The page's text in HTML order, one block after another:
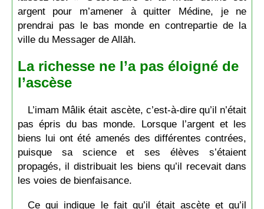
argent pour m’amener à quitter Médine, je ne
prendrai pas le bas monde en contrepartie de la
ville du Messager de Allāh.
La richesse ne l’a pas éloigné de
l’ascèse
L’imam Mâlik était ascète, c’est-à-dire qu’il n’était
pas épris du bas monde. Lorsque l’argent et les
biens lui ont été amenés des différentes contrées,
puisque sa science et ses élèves s’étaient
propagés, il distribuait les biens qu’il recevait dans
les voies de bienfaisance.
Ce qui indique le fait qu’il était ascète et qu’il